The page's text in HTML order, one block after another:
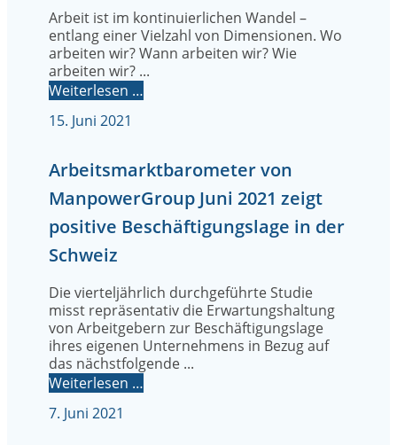
Arbeit ist im kontinuierlichen Wandel –
entlang einer Vielzahl von Dimensionen. Wo
arbeiten wir? Wann arbeiten wir? Wie
arbeiten wir? ...
Weiterlesen …
15. Juni 2021
Arbeitsmarktbarometer von
ManpowerGroup Juni 2021 zeigt
positive Beschäftigungslage in der
Schweiz
Die vierteljährlich durchgeführte Studie
misst repräsentativ die Erwartungshaltung
von Arbeitgebern zur Beschäftigungslage
ihres eigenen Unternehmens in Bezug auf
das nächstfolgende ...
Weiterlesen …
7. Juni 2021